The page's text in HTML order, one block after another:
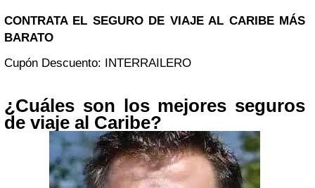
CONTRATA EL SEGURO DE VIAJE AL CARIBE MÁS
BARATO
Cupón Descuento: INTERRAILERO
¿Cuáles son los mejores seguros
de viaje al Caribe?